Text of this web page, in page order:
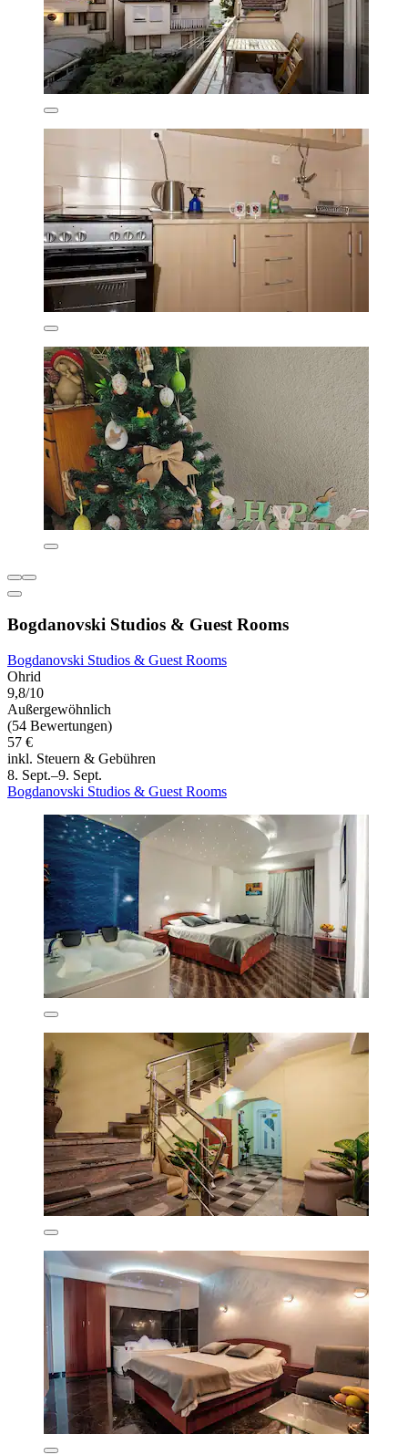
Bogdanovski Studios & Guest Rooms
Bogdanovski Studios & Guest Rooms
Ohrid
9,8/10
Außergewöhnlich
(54 Bewertungen)
57 €
inkl. Steuern & Gebühren
8. Sept.–9. Sept.
Bogdanovski Studios & Guest Rooms